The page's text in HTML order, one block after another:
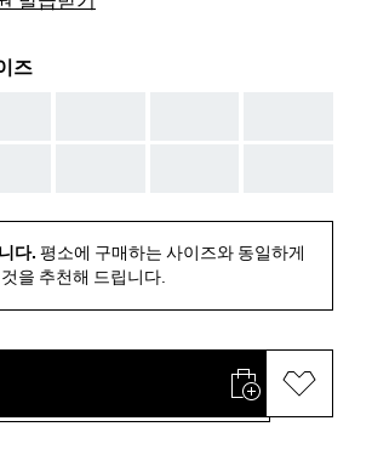
즈
다. 평소에 구매하는 사이즈와 동일하게
을 추천해 드립니다.